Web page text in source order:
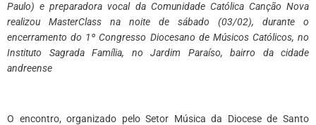
Paulo) e preparadora vocal da Comunidade Católica Canção Nova
realizou MasterClass na noite de sábado (03/02), durante o
encerramento do 1º Congresso Diocesano de Músicos Católicos, no
Instituto Sagrada Família, no Jardim Paraíso, bairro da cidade
andreense
O encontro, organizado pelo Setor Música da Diocese de Santo